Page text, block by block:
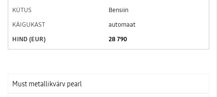
Bensiin
automaat
28 790
Must metallikvärv pearl